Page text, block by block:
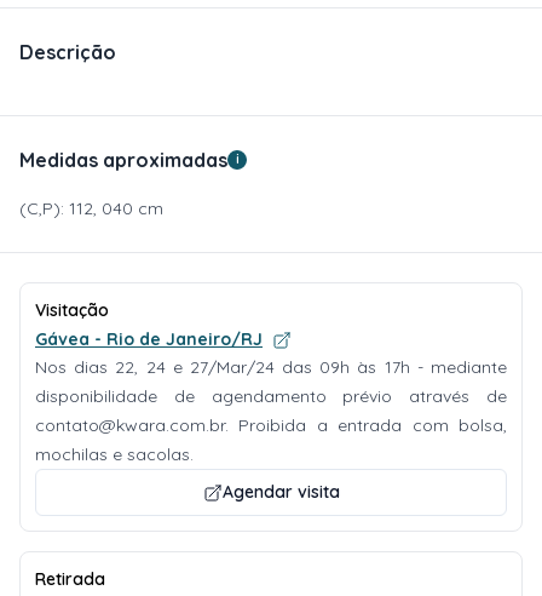
Descrição
Medidas aproximadas i
(C,P): 112, 040 cm
Visitação
Gávea - Rio de Janeiro/RJ
Nos dias 22, 24 e 27/Mar/24 das 09h às 17h - mediante
disponibilidade de agendamento prévio através de
contato@kwara.com.br. Proibida a entrada com bolsa,
mochilas e sacolas.
Agendar visita
Retirada